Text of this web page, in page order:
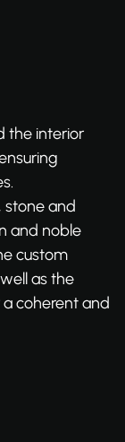
the interior
stone and
and noble
custom
as the
coherent and